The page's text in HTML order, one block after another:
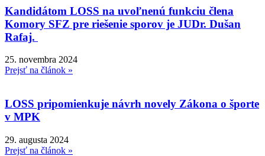
Kandidátom LOSS na uvoľnenú funkciu člena
Komory SFZ pre riešenie sporov je JUDr. Dušan
Rafaj.
25. novembra 2024
Prejsť na článok »
LOSS pripomienkuje návrh novely Zákona o športe
v MPK
29. augusta 2024
Prejsť na článok »